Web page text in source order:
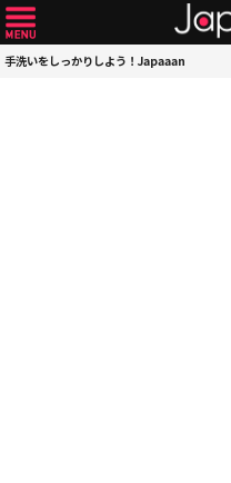
手洗いをしっかりしよう！Japaaan